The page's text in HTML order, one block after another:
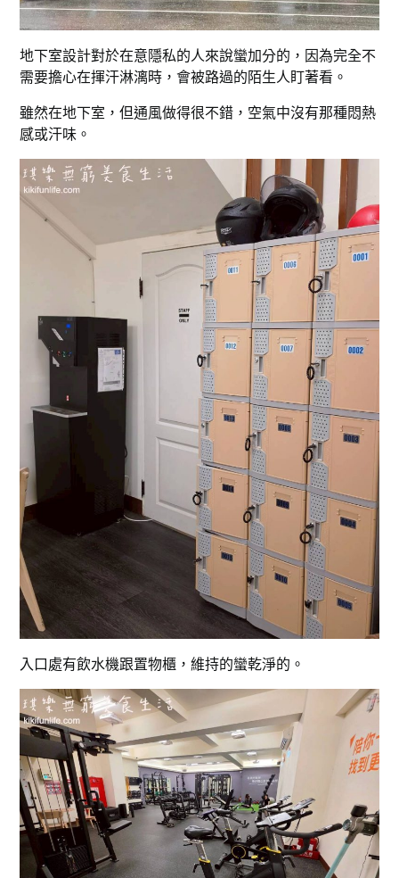
地下室設計對於在意隱私的人來說蠻加分的，因為完全不
需要擔心在揮汗淋漓時，會被路過的陌生人盯著看。
雖然在地下室，但通風做得很不錯，空氣中沒有那種悶熱
感或汗味。
入口處有飲水機跟置物櫃，維持的蠻乾淨的。